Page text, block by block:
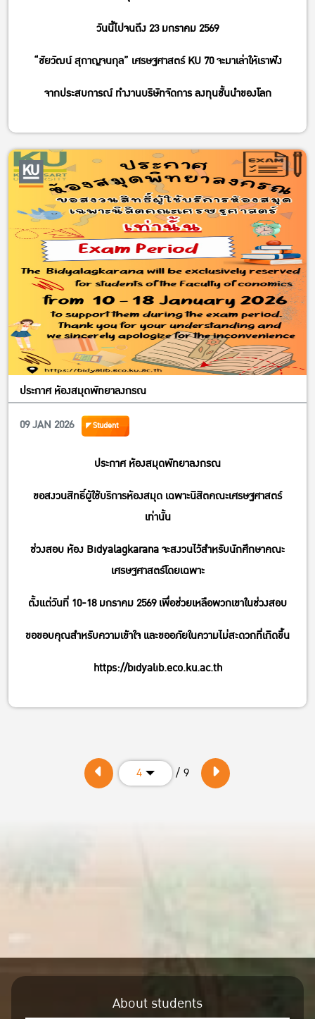
วันนี้ไปจนถึง 23 มกราคม 2569
“ชัยวัฒน์ สุกาญจนกุล” เศรษฐศาสตร์ KU 70 จะมาเล่าให้เราฟัง
จากประสบการณ์ ทำงานบริษัทจัดการ ลงทุนชั้นนำของโลก
ประกาศ ห้องสมุดพัทยาลงกรณ
09 JAN 2026
Student
ประกาศ ห้องสมุดพัทยาลงกรณ
ขอสงวนสิทธิ์ผู้ใช้บริการห้องสมุด เฉพาะนิสิตคณะเศรษฐศาสตร์
เท่านั้น
ช่วงสอบ ห้อง Bidyalagkarana จะสงวนไว้สำหรับนักศึกษาคณะ
เศรษฐศาสตร์โดยเฉพาะ
ตั้งแต่วันที่ 10-18 มกราคม 2569 เพื่อช่วยเหลือพวกเขาในช่วงสอบ
ขอขอบคุณสำหรับความเข้าใจ และขออภัยในความไม่สะดวกที่เกิดขึ้น
https://bidyalib.eco.ku.ac.th
4 / 9
About students